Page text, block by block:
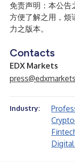
免责声明：本公告
方便了解之用，烦
力之版本。
Contacts
EDX Markets
Industry: